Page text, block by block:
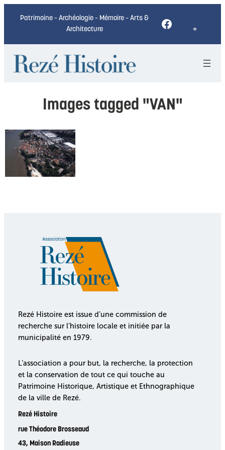
Patrimoine – Archéologie – Mémoire – Arts &
Architecture
Facebook
Images tagged "VAN"
Rezé Histoire est issue d’une commission de
recherche sur l’histoire locale et initiée par la
municipalité en 1979.
L’association a pour but, la recherche, la protection
et la conservation de tout ce qui touche au
Patrimoine Historique, Artistique et Ethnographique
de la ville de Rezé.
Rezé Histoire
rue Théodore Brosseaud
43, Maison Radieuse